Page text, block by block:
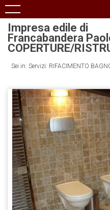
Impresa edile di
Francabandera
COPERTURE/
Sei in: Servizi: RIFACIMENTO